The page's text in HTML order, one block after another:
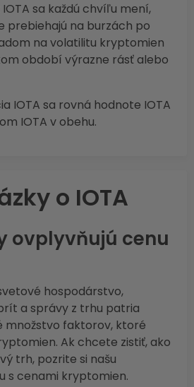
sa každú chvíľu mení,
prebiehajú na burzách po
na volatilitu kryptomien
období výrazne rásť alebo
IOTA sa rovná hodnote IOTA
IOTA v obehu.
o IOTA
ovplyvňujú cenu
hospodárstvo,
a správy z trhu patria
množstvo faktorov, ktoré
Ak chcete zistiť, ako
trh, pozrite si našu
s cenami kryptomien.